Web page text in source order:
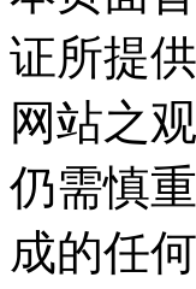
证所提
网站之
仍需慎
成的任